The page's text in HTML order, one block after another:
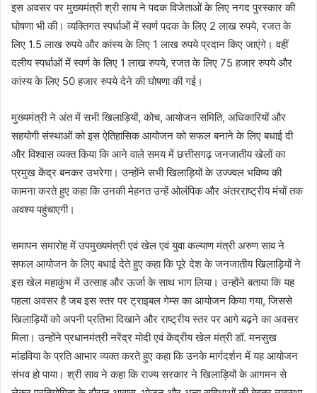
इस अवसर पर मुख्यमंत्री श्री साय ने पदक विजेताओं के लिए नगद पुरस्कार की
घोषणा भी की। व्यक्तिगत स्पर्धाओं में स्वर्ण पदक के लिए 2 लाख रुपये, रजत के
लिए 1.5 लाख रुपये और कांस्य के लिए 1 लाख रुपये प्रदान किए जाएंगे। वहीं
दलीय स्पर्धाओं में स्वर्ण के लिए 1 लाख रुपये, रजत के लिए 75 हजार रुपये और
कांस्य के लिए 50 हजार रुपये देने की घोषणा की गई।
मुख्यमंत्री ने अंत में सभी खिलाड़ियों, कोच, आयोजन समिति, अधिकारियों और
सहयोगी संस्थाओं को इस ऐतिहासिक आयोजन को सफल बनाने के लिए बधाई दी
और विश्वास व्यक्त किया कि आने वाले समय में छत्तीसगढ़ जनजातीय खेलों का
प्रमुख केंद्र बनकर उभरेगा। उन्होंने सभी खिलाड़ियों के उज्ज्वल भविष्य की
कामना करते हुए कहा कि उनकी मेहनत उन्हें ओलंपिक और अंतरराष्ट्रीय मंचों तक
अवश्य पहुंचाएगी।
समापन समारोह में उपमुख्यमंत्री एवं खेल एवं युवा कल्याण मंत्री अरुण साव ने
सफल आयोजन के लिए बधाई देते हुए कहा कि पूरे देश के जनजातीय खिलाड़ियों ने
इस खेल महाकुंभ में उत्साह और ऊर्जा के साथ भाग लिया। उन्होंने बताया कि यह
पहला अवसर है जब इस स्तर पर ट्राइबल गेम्स का आयोजन किया गया, जिससे
खिलाड़ियों को अपनी प्रतिभा दिखाने और राष्ट्रीय स्तर पर आगे बढ़ने का अवसर
मिला। उन्होंने प्रधानमंत्री नरेंद्र मोदी एवं केंद्रीय खेल मंत्री डॉ. मनसुख
मांडविया के प्रति आभार व्यक्त करते हुए कहा कि उनके मार्गदर्शन में यह आयोजन
संभव हो पाया। श्री साव ने कहा कि राज्य सरकार ने खिलाड़ियों के आगमन से